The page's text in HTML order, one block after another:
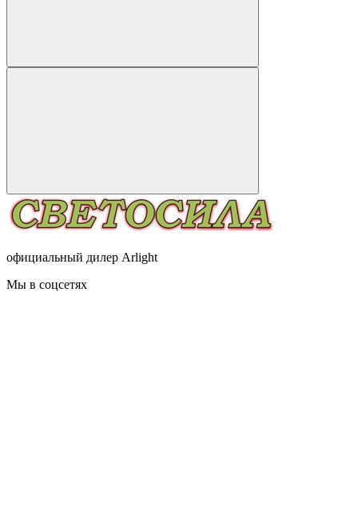
официальный дилер Arlight
Мы в соцсетях